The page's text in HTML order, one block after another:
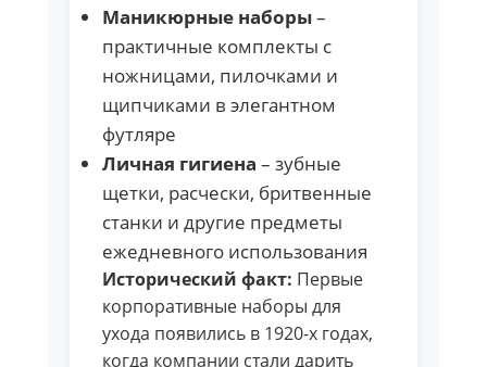
Маникюрные наборы–
практичные комплекты с
ножницами, пилочками и
щипчиками в элегантном
футляре
Личная гигиена – зубные
щетки, расчески, бритвенные
станки и другие предметы
ежедневного использования
Исторический факт: Первые
корпоративные наборы для
ухода появились в 1920-х годах,
когда компании стали дарить